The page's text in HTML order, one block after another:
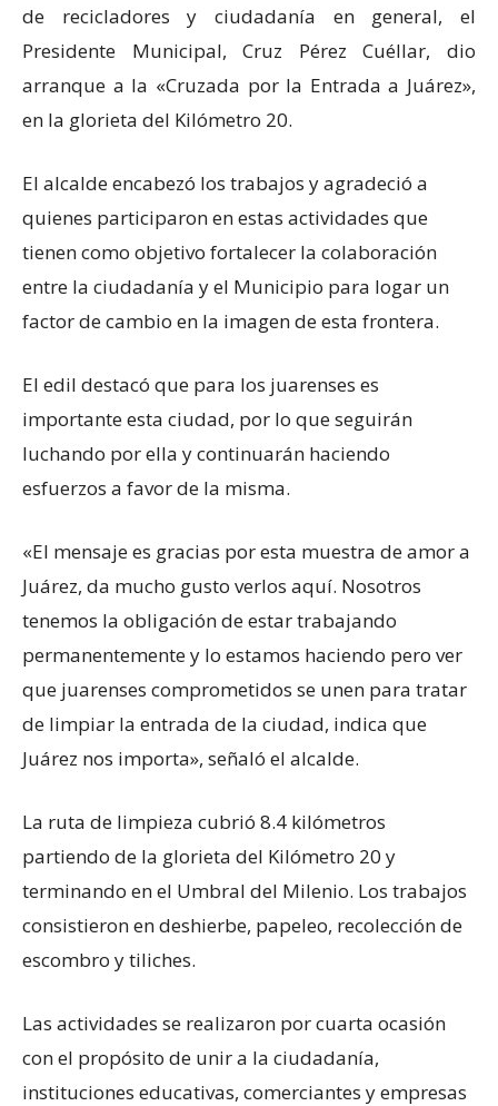
de recicladores y ciudadanía en general, el
Presidente Municipal, Cruz Pérez Cuéllar, dio
arranque a la «Cruzada por la Entrada a Juárez»,
en la glorieta del Kilómetro 20.
El alcalde encabezó los trabajos y agradeció a
quienes participaron en estas actividades que
tienen como objetivo fortalecer la colaboración
entre la ciudadanía y el Municipio para logar un
factor de cambio en la imagen de esta frontera.
El edil destacó que para los juarenses es
importante esta ciudad, por lo que seguirán
luchando por ella y continuarán haciendo
esfuerzos a favor de la misma.
«El mensaje es gracias por esta muestra de amor a
Juárez, da mucho gusto verlos aquí. Nosotros
tenemos la obligación de estar trabajando
permanentemente y lo estamos haciendo pero ver
que juarenses comprometidos se unen para tratar
de limpiar la entrada de la ciudad, indica que
Juárez nos importa», señaló el alcalde.
La ruta de limpieza cubrió 8.4 kilómetros
partiendo de la glorieta del Kilómetro 20 y
terminando en el Umbral del Milenio. Los trabajos
consistieron en deshierbe, papeleo, recolección de
escombro y tiliches.
Las actividades se realizaron por cuarta ocasión
con el propósito de unir a la ciudadanía,
instituciones educativas, comerciantes y empresas